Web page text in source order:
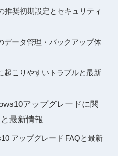
推奨初期設定とセキュリティ
データ管理・バックアップ体
起こりやすいトラブルと最新
アップグレードに関
最新情報
アップグレード FAQと最新